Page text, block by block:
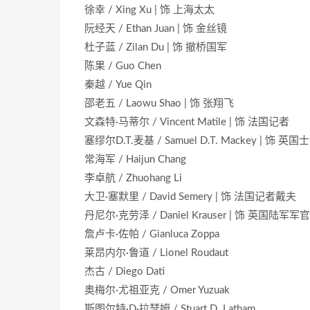
徐幸 / Xing Xu | 饰 上海太太
阮经天 / Ethan Juan | 饰 金丝镜
杜子蓝 / Zilan Du | 饰 撤桥国军
陈果 / Guo Chen
秦越 / Yue Qin
邵老五 / Laowu Shao | 饰 张翔飞
文森特·马蒂尔 / Vincent Matile | 饰 法国记者
塞缪尔D.T.麦基 / Samuel D.T. Mackey | 饰 英国
常海军 / Haijun Chang
李卓航 / Zhuohang Li
大卫·塞默里 / David Semery | 饰 法国记者戴夫
丹尼尔·克劳泽 / Daniel Krauser | 饰 英国陆军军官
詹卢卡·佐帕 / Gianluca Zoppa
莱昂内尔·鲁道 / Lionel Roudaut
杰古 / Diego Dati
奥梅尔·尤祖亚克 / Omer Yuzuak